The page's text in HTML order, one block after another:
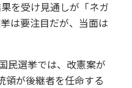
を受け見通しが「ネガ
は要注目だが、当面は
民選挙では、改憲案が
領が後継者を任命する